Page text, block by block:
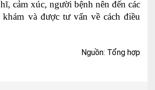
cảm xúc, người bệnh nên đến các
và được tư vấn về cách điều
Nguồn: Tổng hợp